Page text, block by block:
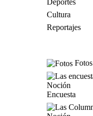
Deportes
Cultura
Reportajes
Fotos
Encuesta